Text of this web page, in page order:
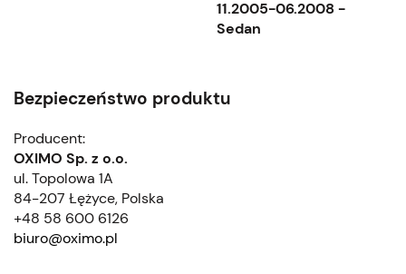
11.2005-06.2008 -
Sedan
Bezpieczeństwo produktu
Producent:
OXIMO Sp. z o.o.
ul. Topolowa 1A
84-207 Łężyce, Polska
+48 58 600 6126
biuro@oximo.pl